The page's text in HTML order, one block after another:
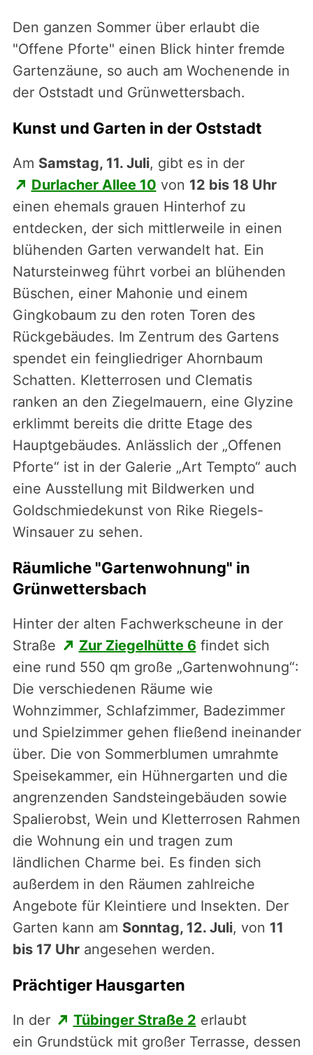
Den ganzen Sommer über erlaubt die
"Offene Pforte" einen Blick hinter fremde
Gartenzäune, so auch am Wochenende in
der Oststadt und Grünwettersbach.
Kunst und Garten in der Oststadt
Am Samstag, 11. Juli, gibt es in der
Durlacher Allee 10 von 12 bis 18 Uhr
einen ehemals grauen Hinterhof zu
entdecken, der sich mittlerweile in einen
blühenden Garten verwandelt hat. Ein
Natursteinweg führt vorbei an blühenden
Büschen, einer Mahonie und einem
Gingkobaum zu den roten Toren des
Rückgebäudes. Im Zentrum des Gartens
spendet ein feingliedriger Ahornbaum
Schatten. Kletterrosen und Clematis
ranken an den Ziegelmauern, eine Glyzine
erklimmt bereits die dritte Etage des
Hauptgebäudes. Anlässlich der „Offenen
Pforte“ ist in der Galerie „Art Tempto“ auch
eine Ausstellung mit Bildwerken und
Goldschmiedekunst von Rike Riegels-
Winsauer zu sehen.
Räumliche "Gartenwohnung" in
Grünwettersbach
Hinter der alten Fachwerkscheune in der
Straße
Zur Ziegelhütte 6findet sich
eine rund 550 qm große „Gartenwohnung“:
Die verschiedenen Räume wie
Wohnzimmer, Schlafzimmer, Badezimmer
und Spielzimmer gehen fließend ineinander
über. Die von Sommerblumen umrahmte
Speisekammer, ein Hühnergarten und die
angrenzenden Sandsteingebäuden sowie
Spalierobst, Wein und Kletterrosen Rahmen
die Wohnung ein und tragen zum
ländlichen Charme bei. Es finden sich
außerdem in den Räumen zahlreiche
Angebote für Kleintiere und Insekten. Der
Garten kann am Sonntag, 12. Juli, von 11
bis 17 Uhrangesehen werden.
Prächtiger Hausgarten
In der Tübinger Straße 2 erlaubt
ein Grundstück mit großer Terrasse, dessen